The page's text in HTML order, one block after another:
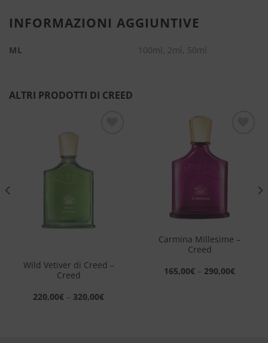
INFORMAZIONI AGGIUNTIVE
ML 100ml, 2ml, 50ml
ALTRI PRODOTTI DI CREED
Wild Vetiver di Creed –
Creed
220,00€ – 320,00€
alla lista
Carmina Millesime –
Creed
165,00€ – 290,00€